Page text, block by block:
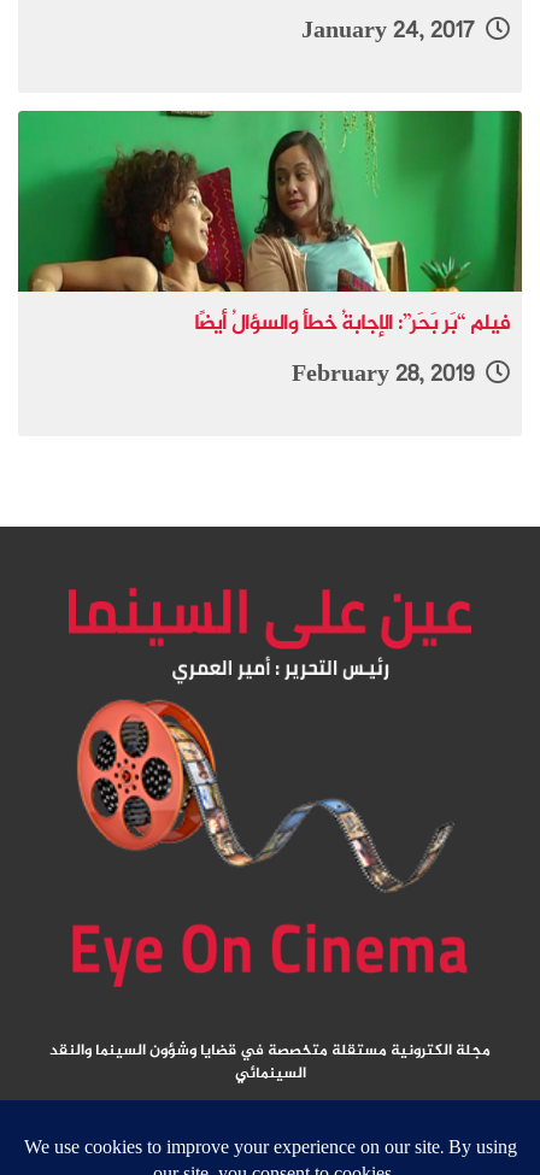
January 24, 2017
فيلم “بَر بَحَر”: الإجابةُ خطأ والسؤالُ أيضًا
February 28, 2019
مجلة الكترونية مستقلة متخصصة في قضايا وشؤون السينما والنقد
السينمائي